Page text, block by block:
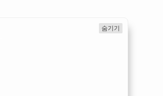
숨기기